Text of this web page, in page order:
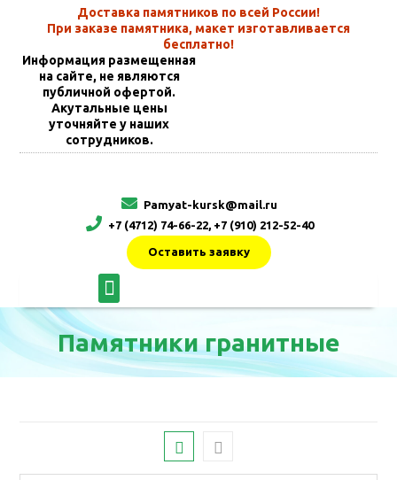
Доставка памятников по всей России!
При заказе памятника, макет изготавливается
бесплатно!
Информация размещенная
на сайте, не являются
публичной офертой.
Акутальные цены
уточняйте у наших
сотрудников.
Pamyat-kursk@mail.ru
+7 (4712) 74-66-22, +7 (910) 212-52-40
Оставить заявку
Памятники гранитные